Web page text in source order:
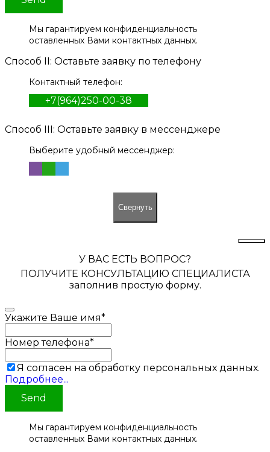
Мы гарантируем конфиденциальность
оставленных Вами контактных данных.
Способ II: Оставьте заявку по телефону
Контактный телефон:
+7(964)250-00-38
Способ III: Оставьте заявку в мессенджере
Выберите удобный мессенджер:
Свернуть
У ВАС ЕСТЬ ВОПРОС?
ПОЛУЧИТЕ КОНСУЛЬТАЦИЮ СПЕЦИАЛИСТА
заполнив простую форму.
Укажите Ваше имя*
Номер телефона*
Я согласен на обработку персональных данных.
Подробнее...
Send
Мы гарантируем конфиденциальность
оставленных Вами контактных данных.